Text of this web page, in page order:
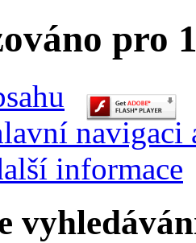
pro
navigaci
informace